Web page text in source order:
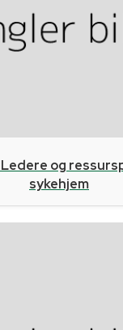
og
sykehjem